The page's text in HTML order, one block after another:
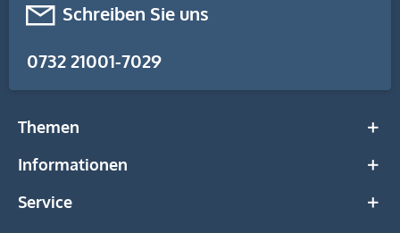
Schreiben Sie uns
0732 21001-7029
Themen
Informationen
Service